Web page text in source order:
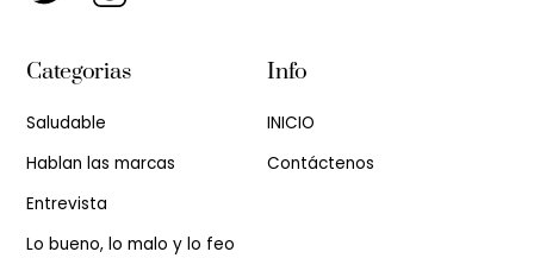
Categorias
Saludable
Hablan las marcas
Entrevista
Lo bueno, lo malo y lo feo
Info
INICIO
Contáctenos